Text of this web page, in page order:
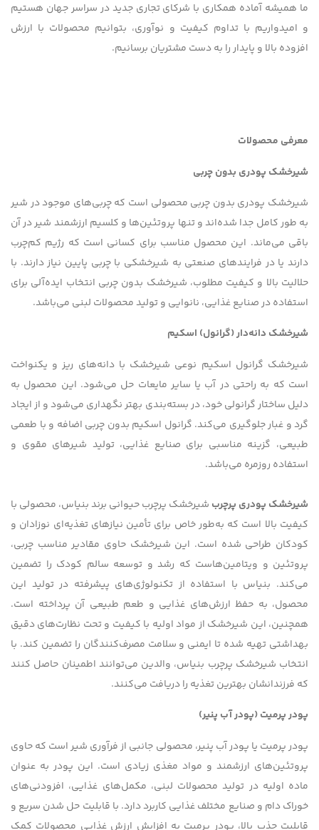
ما همیشه آماده همکاری با شرکای تجاری جدید در سراسر جهان هستیم
و امیدواریم با تداوم کیفیت و نوآوری، بتوانیم محصولات با ارزش
افزوده بالا و پایدار را به دست مشتریان برسانیم.
معرفی محصولات
شیرخشک پودری بدون چربی
شیرخشک پودری بدون چربی محصولی است که چربی‌های موجود در شیر
به طور کامل جدا شده‌اند و تنها پروتئین‌ها و کلسیم ارزشمند شیر در آن
باقی می‌ماند. این محصول مناسب برای کسانی است که رژیم کم‌چرب
دارند یا در فرایندهای صنعتی به شیرخشکی با چربی پایین نیاز دارند. با
حلالیت بالا و کیفیت مطلوب، شیرخشک بدون چربی انتخاب ایده‌آلی برای
استفاده در صنایع غذایی، نانوایی و تولید محصولات لبنی می‌باشد.
شیرخشک دانه‌دار (گرانول) اسکیم
شیرخشک گرانول اسکیم نوعی شیرخشک با دانه‌های ریز و یکنواخت
است که به راحتی در آب یا سایر مایعات حل می‌شود. این محصول به
دلیل ساختار گرانولی خود، در بسته‌بندی بهتر نگهداری می‌شود و از ایجاد
گرد و غبار جلوگیری می‌کند. گرانول اسکیم بدون چربی اضافه و با طعمی
طبیعی، گزینه مناسبی برای صنایع غذایی، تولید شیرهای مقوی و
استفاده روزمره می‌باشد.
شیرخشک پودری پرچرب شیرخشک پرچرب حیوانی برند بنیاس، محصولی با
کیفیت بالا است که به‌طور خاص برای تأمین نیازهای تغذیه‌ای نوزادان و
کودکان طراحی شده است. این شیرخشک حاوی مقادیر مناسب چربی،
پروتئین و ویتامین‌هاست که رشد و توسعه سالم کودک را تضمین
می‌کند. بنیاس با استفاده از تکنولوژی‌های پیشرفته در تولید این
محصول، به حفظ ارزش‌های غذایی و طعم طبیعی آن پرداخته است.
همچنین، این شیرخشک از مواد اولیه با کیفیت و تحت نظارت‌های دقیق
بهداشتی تهیه شده تا ایمنی و سلامت مصرف‌کنندگان را تضمین کند. با
انتخاب شیرخشک پرچرب بنیاس، والدین می‌توانند اطمینان حاصل کنند
که فرزندانشان بهترین تغذیه را دریافت می‌کنند.
پودر پرمیت (پودر آب پنیر)
پودر پرمیت یا پودر آب پنیر، محصولی جانبی از فرآوری شیر است که حاوی
پروتئین‌های ارزشمند و مواد مغذی زیادی است. این پودر به عنوان
ماده اولیه در تولید محصولات لبنی، مکمل‌های غذایی، افزودنی‌های
خوراک دام و صنایع مختلف غذایی کاربرد دارد. با قابلیت حل شدن سریع و
قابلیت جذب بالا، پودر پرمیت به افزایش ارزش غذایی محصولات کمک